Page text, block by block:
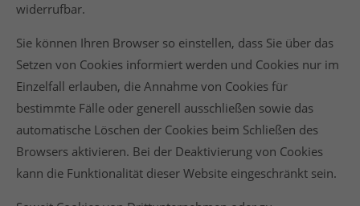
widerrufbar.
Sie können Ihren Browser so einstellen, dass Sie über das
Setzen von Cookies informiert werden und Cookies nur im
Einzelfall erlauben, die Annahme von Cookies für
bestimmte Fälle oder generell ausschließen sowie das
automatische Löschen der Cookies beim Schließen des
Browsers aktivieren. Bei der Deaktivierung von Cookies
kann die Funktionalität dieser Website eingeschränkt sein.